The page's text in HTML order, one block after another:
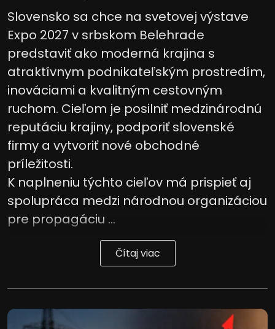
Slovensko sa chce na svetovej výstave
Expo 2027 v srbskom Belehrade
predstaviť ako moderná krajina s
atraktívnym podnikateľským prostredím,
inováciami a kvalitným cestovným
ruchom. Cieľom je posilniť medzinárodnú
reputáciu krajiny, podporiť slovenské
firmy a vytvoriť nové obchodné
príležitosti.
K naplneniu týchto cieľov má prispieť aj
spolupráca medzi národnou organizáciou
pre propagáciu ...
Čítaj viac